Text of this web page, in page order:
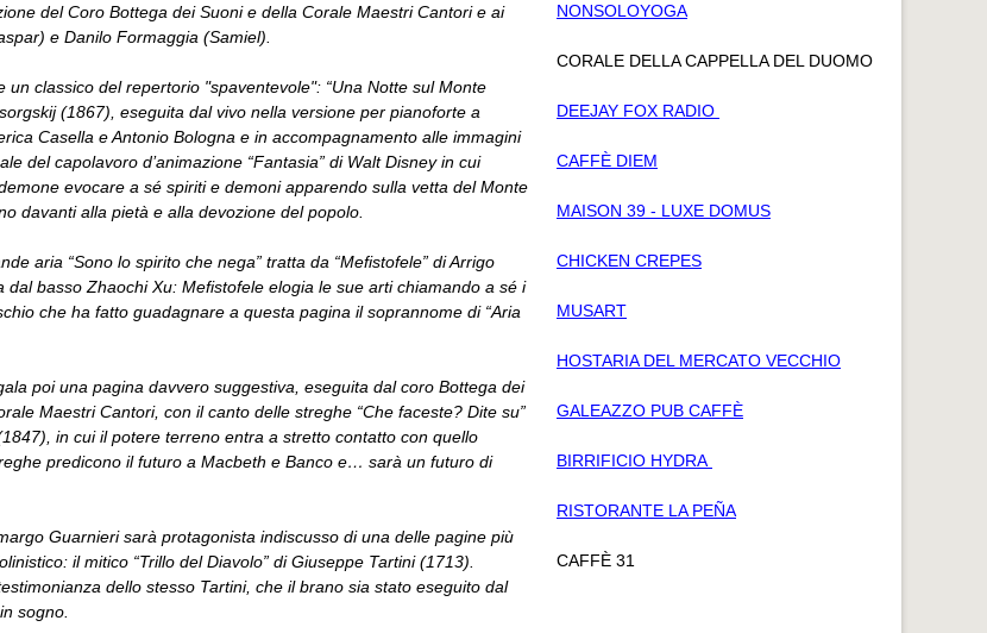
del Coro Bottega dei Suoni e della Corale Maestri Cantori e ai
e Danilo Formaggia (Samiel).
un classico del repertorio "spaventevole": “Una Notte sul Monte
(1867), eseguita dal vivo nella versione per pianoforte a
Casella e Antonio Bologna e in accompagnamento alle immagini
del capolavoro d’animazione “Fantasia” di Walt Disney in cui
evocare a sé spiriti e demoni apparendo sulla vetta del Monte
davanti alla pietà e alla devozione del popolo.
aria “Sono lo spirito che nega” tratta da “Mefistofele” di Arrigo
dal basso Zhaochi Xu: Mefistofele elogia le sue arti chiamando a sé i
che ha fatto guadagnare a questa pagina il soprannome di “Aria
poi una pagina davvero suggestiva, eseguita dal coro Bottega dei
Maestri Cantori, con il canto delle streghe “Che faceste? Dite su”
in cui il potere terreno entra a stretto contatto con quello
predicono il futuro a Macbeth e Banco e… sarà un futuro di
Guarnieri sarà protagonista indiscusso di una delle pagine più
il mitico “Trillo del Diavolo” di Giuseppe Tartini (1713).
dello stesso Tartini, che il brano sia stato eseguito dal
sogno.
NONSOLOYOGA
CORALE DELLA CAPPELLA DEL DUOMO
DEEJAY FOX RADIO
CAFFÈ DIEM
MAISON 39 - LUXE DOMUS
CHICKEN CREPES
MUSART
HOSTARIA DEL MERCATO VECCHIO
GALEAZZO PUB CAFFÈ
BIRRIFICIO HYDRA
RISTORANTE LA PEÑA
CAFFÈ 31